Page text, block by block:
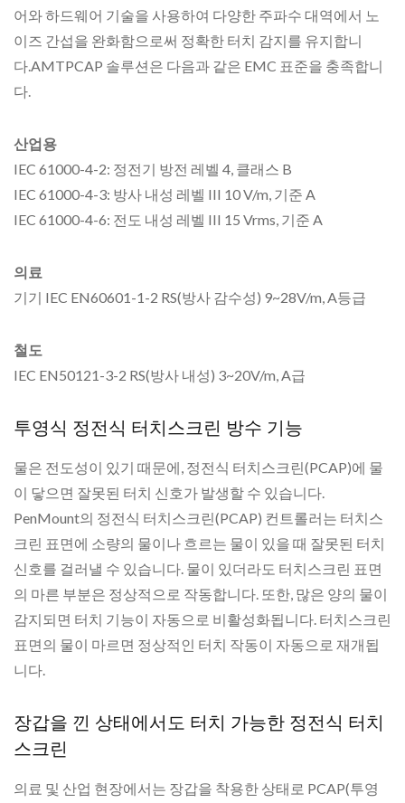
어와 하드웨어 기술을 사용하여 다양한 주파수 대역에서 노
이즈 간섭을 완화함으로써 정확한 터치 감지를 유지합니
다.AMTPCAP 솔루션은 다음과 같은 EMC 표준을 충족합니
다.
산업용
IEC 61000-4-2: 정전기 방전 레벨 4, 클래스 B
IEC 61000-4-3: 방사 내성 레벨 III 10 V/m, 기준 A
IEC 61000-4-6: 전도 내성 레벨 III 15 Vrms, 기준 A
의료
기기 IEC EN60601-1-2 RS(방사 감수성) 9~28V/m, A등급
철도
IEC EN50121-3-2 RS(방사 내성) 3~20V/m, A급
투영식 정전식 터치스크린 방수 기능
물은 전도성이 있기 때문에, 정전식 터치스크린(PCAP)에 물
이 닿으면 잘못된 터치 신호가 발생할 수 있습니다.
PenMount의 정전식 터치스크린(PCAP) 컨트롤러는 터치스
크린 표면에 소량의 물이나 흐르는 물이 있을 때 잘못된 터치
신호를 걸러낼 수 있습니다. 물이 있더라도 터치스크린 표면
의 마른 부분은 정상적으로 작동합니다. 또한, 많은 양의 물이
감지되면 터치 기능이 자동으로 비활성화됩니다. 터치스크린
표면의 물이 마르면 정상적인 터치 작동이 자동으로 재개됩
니다.
장갑을 낀 상태에서도 터치 가능한 정전식 터치
스크린
의료 및 산업 현장에서는 장갑을 착용한 상태로 PCAP(투영